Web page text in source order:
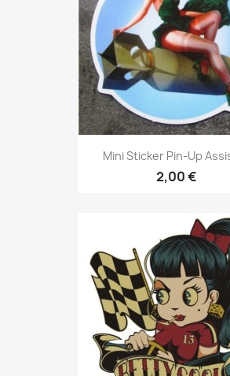
Mini Sticker Pin-Up
2,00 €